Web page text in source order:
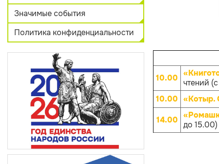
Значимые события
Политика конфиденциальности
10.00 чтений
10.00 «Котыр.
14.00 до 15.00)